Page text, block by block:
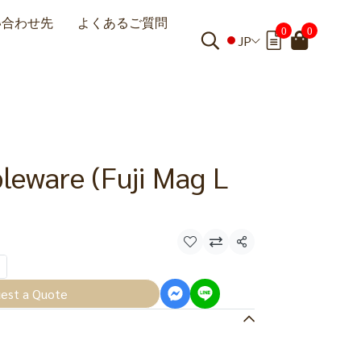
わせ先 よくあるご質問
JP
0 0
(Fuji Mag L
共有
a Quote